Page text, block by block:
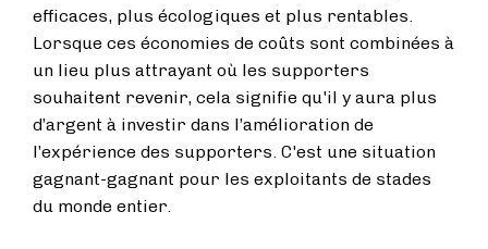
efficaces, plus écologiques et plus rentables.
Lorsque ces économies de coûts sont combinées à
un lieu plus attrayant où les supporters
souhaitent revenir, cela signifie qu'il y aura plus
d’argent à investir dans l’amélioration de
l’expérience des supporters. C'est une situation
gagnant-gagnant pour les exploitants de stades
du monde entier.